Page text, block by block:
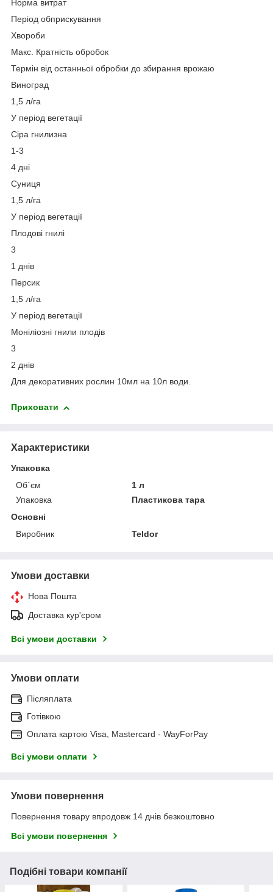
Норма витрат
Період обприскування
Хвороби
Макс. Кратність обробок
Термін від останньої обробки до збирання врожаю
Виноград
1,5 л/га
У період вегетації
Сіра гнилизна
1-3
4 дні
Суниця
1,5 л/га
У період вегетації
Плодові гнилі
3
1 днів
Персик
1,5 л/га
У період вегетації
Моніліозні гнили плодів
3
2 днів
Для декоративних рослин 10мл на 10л води.
Приховати
Характеристики
Упаковка
Об`єм
1 л
Упаковка
Пластикова тара
Основні
Виробник
Teldor
Умови доставки
Нова Пошта
Доставка кур'єром
Всі умови доставки
Умови оплати
Післяплата
Готівкою
Оплата картою Visa, Mastercard - WayForPay
Всі умови оплати
Умови повернення
Повернення товару впродовж 14 днів безкоштовно
Всі умови повернення
Подібні товари компанії